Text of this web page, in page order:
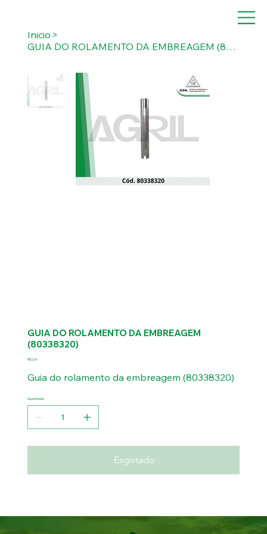
Inicio >
GUIA DO ROLAMENTO DA EMBREAGEM (80338320)
GUIA DO ROLAMENTO DA EMBREAGEM
(80338320)
Preço
R$ 0,00
Guia do rolamento da embreagem (80338320)
Quantidade
Esgotado